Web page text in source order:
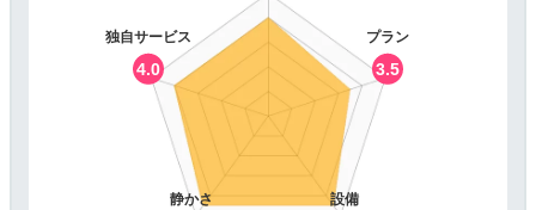
プラン
3.5
設備
静かさ
独自サービス
4.0